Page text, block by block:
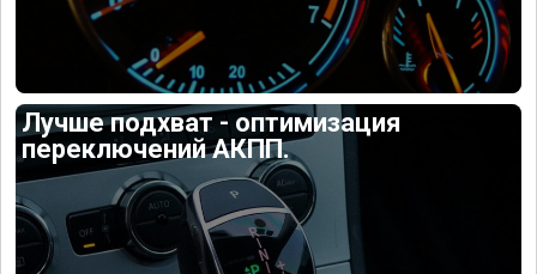
Лучше подхват - оптимизация
переключений АКПП.